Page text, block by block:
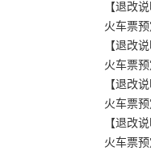
【退改说
火车票
【退改说
火车票
【退改说
火车票
【退改说
火车票